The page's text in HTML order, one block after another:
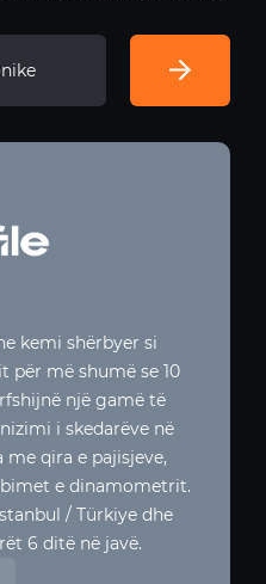
kemi shërbyer si
për më shumë se 10
një gamë të
i skedarëve në
qira e pajisjeve,
e dinamometrit.
/ Türkiye dhe
6 ditë në javë.